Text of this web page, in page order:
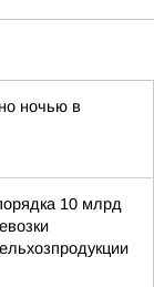
ночью в
10 млрд